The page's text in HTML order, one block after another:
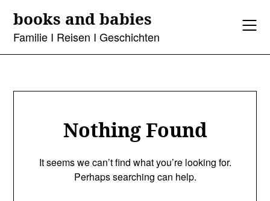
content
books and babies
Familie I Reisen I Geschichten
Nothing Found
It seems we can’t find what you’re looking for.
Perhaps searching can help.